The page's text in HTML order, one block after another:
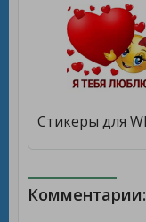
Комментарии: